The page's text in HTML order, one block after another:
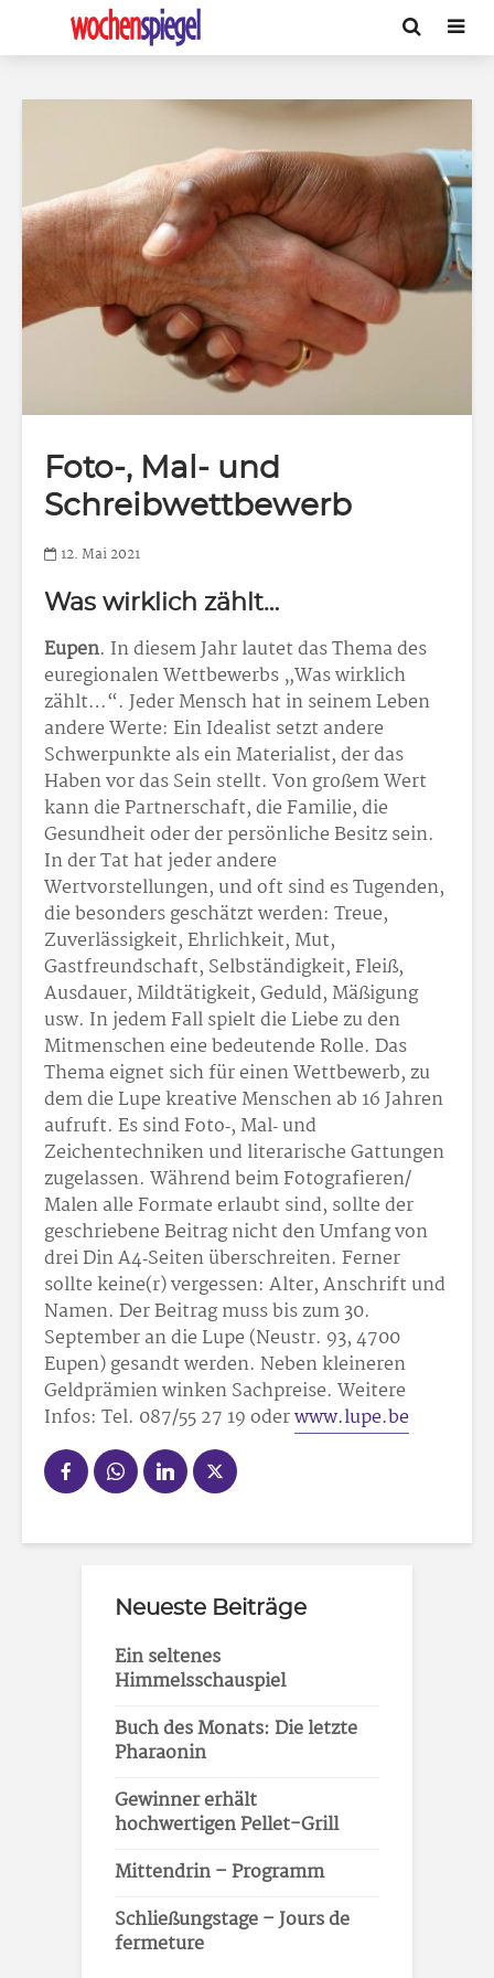
Foto-, Mal- und
Schreibwettbewerb
12. Mai 2021
Was wirklich zählt…
Eupen. In diesem Jahr lautet das Thema des
euregionalen Wettbe­werbs „Was wirklich
zählt…“. Jeder Mensch hat in seinem Leben
andere Werte: Ein Idealist setzt andere
Schwerpunkte als ein Materialist, der das
Haben vor das Sein stellt. Von großem Wert
kann die Partnerschaft, die Familie, die
Gesundheit oder der persönliche Besitz sein.
In der Tat hat jeder andere
Wertvorstellungen, und oft sind es Tugenden,
die besonders geschätzt werden: Treue,
Zuverlässigkeit, Ehrlichkeit, Mut,
Gastfreundschaft, Selbständigkeit, Fleiß,
Ausdauer, Mildtätigkeit, Geduld, Mäßigung
usw. In jedem Fall spielt die Liebe zu den
Mitmenschen eine bedeutende Rolle. Das
Thema eignet sich für ei­nen Wettbewerb, zu
dem die Lupe kreative Menschen ab 16 Jahren
aufruft. Es sind Foto‑, Mal‑ und
Zeichentechniken und literarische Gattungen
zugelassen. Während beim Fotografieren/
Malen alle Formate erlaubt sind, sollte der
geschriebene Beitrag nicht den Umfang von
drei Din A4‑Seiten überschreiten. Ferner
sollte keine(r) vergessen: Alter, Anschrift und
Namen. Der Beitrag muss bis zum 30.
September an die Lupe (Neustr. 93, 4700
Eupen) gesandt werden. Neben kleineren
Geldprämien winken Sachpreise. Weitere
Infos: Tel. 087/55 27 19 oderwww.lupe.be
Neueste Beiträge
Ein seltenes
Himmelsschauspiel
Buch des Monats: Die letzte
Pharaonin
Gewinner erhält
hochwertigen Pellet-Grill
Mittendrin – Programm
Schließungstage – Jours de
fermeture